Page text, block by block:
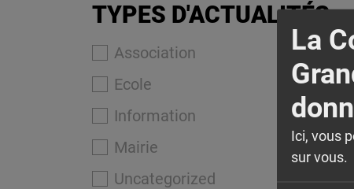
La
Ici, vous
sur vous.
TYPES D'ACTUALITÉS
Association
Ecole
Information
Mairie
Uncategorized